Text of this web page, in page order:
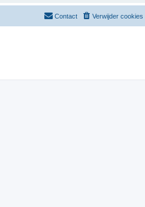
Verwijder cookies
Contact